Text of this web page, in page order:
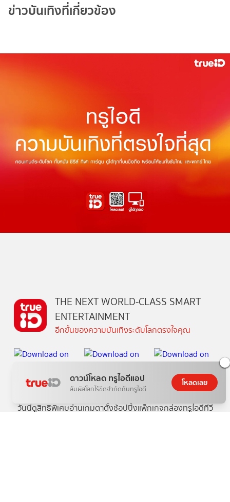
ข่าวบันเทิงที่เกี่ยวข้อง
ดาวน์โหลด ทรูไอดีแอป
สัมผัสโลกไร้ขีดจำกัดกับทรูไอดี
โหลดเลย
THE NEXT WORLD-CLASS SMART
ENTERTAINMENT
อีกขั้นของความบันเทิงระดับโลกตรงใจคุณ
วันนี้ดูสิทธิพิเศษอ่านเกมตาตั้งช้อปปิ้งแพ็กเกจกล่องทรูไอดีทีวี